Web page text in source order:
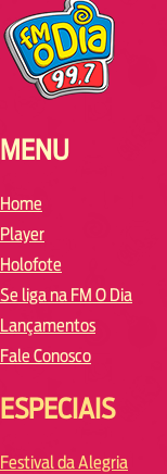
MENU
Home
Player
Holofote
Se liga na FM O Dia
Lançamentos
Fale Conosco
ESPECIAIS
Festival da Alegria